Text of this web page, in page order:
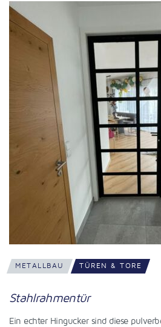
METALLBAU TÜREN & TORE
Schiebetor in Kupferoptik
Ein ganz besonderer Blickfang ist